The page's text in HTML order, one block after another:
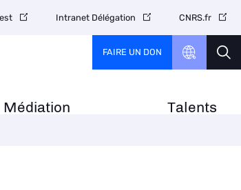
Médiation Talents
Intranet Délégation CNRS.fr
FAIRE UN DON